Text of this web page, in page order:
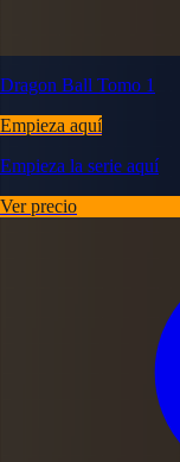
Dragon Ball Tomo 1
Empieza aquí
Empieza la serie aquí
Ver precio